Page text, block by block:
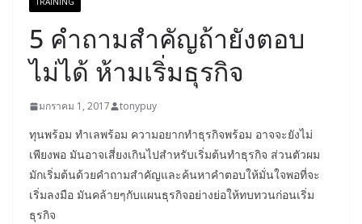
5 คำถามสำคัญถ้ายังตอบ
ไม่ได้ ห้ามเริ่มธุรกิจ
มกราคม 1, 2017 tonypuy
ทุนพร้อม ทำเลพร้อม ความอยากทำธุรกิจพร้อม อาจจะยังไม่
เพียงพอ มันอาจเสี่ยงเกินไปสำหรับเริ่มต้นทำธุรกิจ ส่วนตัวผม
มักเริ่มต้นด้วยคำถามสำคัญและค้นหาคำตอบให้มั่นใจพอที่จะ
เริ่มลงมือ มันคล้ายๆกับแผนธุรกิจอย่างย่อให้ทบทวนก่อนเริ่ม
ธุรกิจ